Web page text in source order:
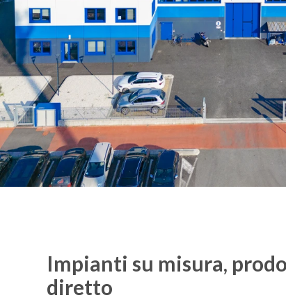
Impianti su misura,
diretto